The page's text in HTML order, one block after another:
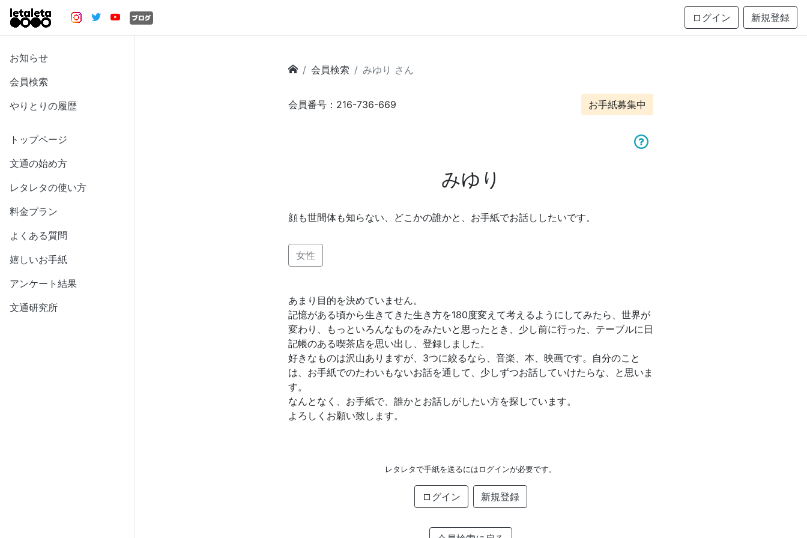
ログイン 新規登録
お知らせ
会員検索
やりとりの履歴
トップページ
文通の始め方
レタレタの使い方
料金プラン
よくある質問
嬉しいお手紙
アンケート結果
文通研究所
会員検索 みゆり さん
会員番号：216-736-669 お手紙募集中
みゆり
顔も世間体も知らない、どこかの誰かと、お手紙でお話ししたいです。
女性
あまり目的を決めていません。
記憶がある頃から生きてきた生き方を180度変えて考えるようにしてみたら、世界が
変わり、もっといろんなものをみたいと思ったとき、少し前に行った、テーブルに日
記帳のある喫茶店を思い出し、登録しました。
好きなものは沢山ありますが、3つに絞るなら、音楽、本、映画です。自分のこと
は、お手紙でのたわいもないお話を通して、少しずつお話していけたらな、と思いま
す。
なんとなく、お手紙で、誰かとお話しがしたい方を探しています。
よろしくお願い致します。
レタレタで手紙を送るにはログインが必要です。
ログイン 新規登録